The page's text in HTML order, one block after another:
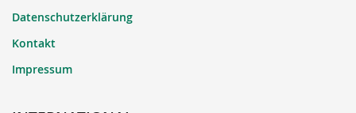
Datenschutzerklärung
Kontakt
Impressum